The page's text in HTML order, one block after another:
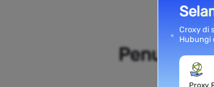
Penuhi
Croxy di
Hubungi
Proxy